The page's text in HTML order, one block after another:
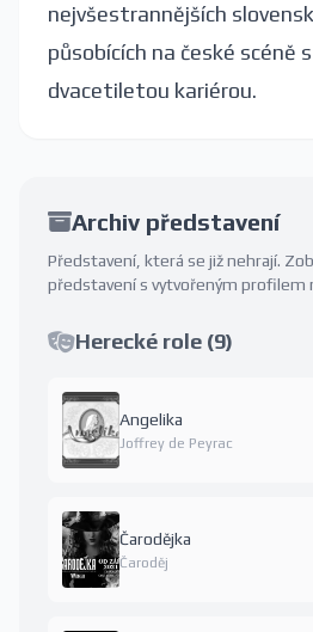
nejvšestrannějších
působících na české scéně
dvacetiletou kariérou.
Archiv představení
Představení, která se již nehrají.
představení s vytvořeným profilem
Herecké role (9)
Angelika
Joffrey de Peyrac
Čarodějka
Čaroděj